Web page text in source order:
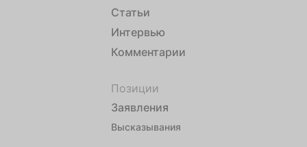
Статьи
Интервью
Комментарии
Позиции
Заявления
Высказывания